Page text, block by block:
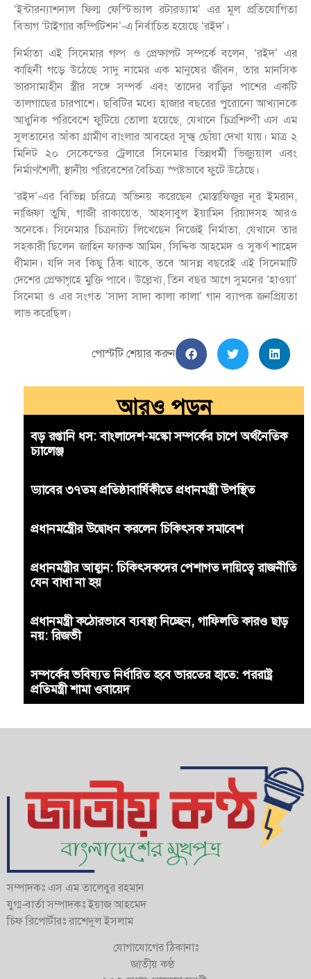
‘ইন্টারন্যাশনাল ফিল্ম ফেস্টিভ্যাল রটারড্যাম’ এর মূল প্রতিযোগিতা
বিভাগ ‘টাইগার কম্পিটিশন’-এ নির্বাচিত হয়েছে ‘রইদ’।
নির্মাতা এই সিনেমার গল্প ও প্রেক্ষাপট সম্পর্কে বলেন, ‘রইদ’ এর
কাহিনী গড়ে উঠেছে সাদু নামের এক মানুষের জীবন, তার মানসিক
ভারসাম্যহীন স্ত্রীর সঙ্গে সম্পর্ক এবং তাদের বাড়ির পাশের একটি
তালগাছের চারপাশে। ছবিটির মধ্যে হাজার বছরের পুরোনো আখ্যানকে
আধুনিক পরিবেশে ফুটিয়ে তোলা হয়েছে, যেখানে চিত্রশিল্পী এস এম
সুলতানের আঁকা গ্রামীণ বাংলার আবহের সূক্ষ্ম ছোঁয়া দেখা যায়। মাত্র ২
মিনিট ২০ সেকেন্ডের ট্রেলারে সিনেমার ভিন্নধর্মী ভিজ্যুয়াল এবং
নির্মাণশৈলী, স্থানীয় পরিবেশের বৈচিত্র্য স্পষ্টভাবে ফুটে উঠেছে।
‘রইদ’-এর বিভিন্ন চরিত্রে অভিনয় করেছেন মোস্তাফিজুর নূর ইমরান,
নাজিফা তুষি, গাজী রাকায়েত, আহসাবুল ইয়ামিন রিয়াদসহ আরও
অনেকে। সিনেমার চিত্রনাট্য লিখেছেন নিজেই নির্মাতা, যেখানে তার
সহকারী ছিলেন জাহিন ফারুক আমিন, সিদ্দিক আহমেদ ও সুকর্ণ শাহেদ
ধীমান। যদি সব কিছু ঠিক থাকে, তবে আসন্ন বছরেই এই সিনেমাটি
দেশের প্রেক্ষাগৃহে মুক্তি পাবে। উল্লেখ্য, তিন বছর আগে সুমনের ‘হাওয়া’
সিনেমা ও এর সংগত ‘সাদা সাদা কালা কালা’ গান ব্যাপক জনপ্রিয়তা
লাভ করেছিল।
পোস্টটি শেয়ার করুন
আরও পড়ুন
বড় রপ্তানি ধস: বাংলাদেশ-মস্কো সম্পর্কের চাপে অর্থনৈতিক
চ্যালেঞ্জ
ড্যাবের ৩৭তম প্রতিষ্ঠাবার্ষিকীতে প্রধানমন্ত্রী উপস্থিত
প্রধানমন্ত্রীের উদ্বোধন করলেন চিকিৎসক সমাবেশ
প্রধানমন্ত্রীর আহ্বান: চিকিৎসকদের পেশাগত দায়িত্বে রাজনীতি
যেন বাধা না হয়
প্রধানমন্ত্রী কঠোরভাবে ব্যবস্থা নিচ্ছেন, গাফিলতি কারও ছাড়
নয়: রিজভী
সম্পর্কের ভবিষ্যত নির্ধারিত হবে ভারতের হাতে: পররাষ্ট্র
প্রতিমন্ত্রী শামা ওবায়েদ
সম্পাদকঃ এস এম তালেবুর রহমান
যুগ্ম-বার্তা সম্পাদকঃ ইয়াজ আহমেদ
চিফ রিপোর্টারঃ রাশেদুল ইসলাম
যোগাযোগের ঠিকানাঃ
জাতীয় কণ্ঠ